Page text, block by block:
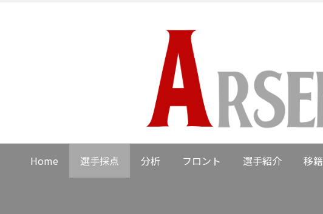
Home 選手採点 分析 フロント 選手紹介 移籍